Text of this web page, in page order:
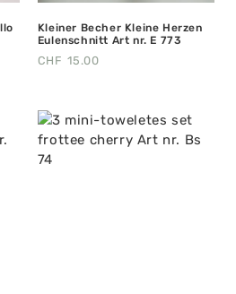
Kleiner Becher Kleine Herzen
Eulenschnitt Art nr. E 773
CHF 15.00